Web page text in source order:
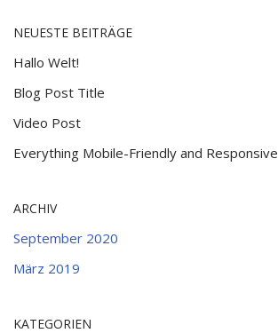
NEUESTE BEITRÄGE
Hallo Welt!
Blog Post Title
Video Post
Everything Mobile-Friendly and Responsive
ARCHIV
September 2020
März 2019
KATEGORIEN